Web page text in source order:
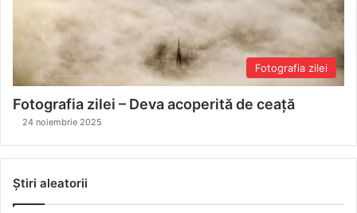
Fotografia zilei
Fotografia zilei – Deva acoperită de ceață
24 noiembrie 2025
Știri aleatorii